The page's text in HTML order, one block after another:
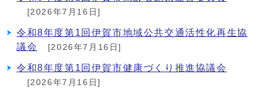
[2026年7月16日]
令和8年度第1回伊賀市地域公共交通活性化再生協
議会
[2026年7月16日]
令和8年度第1回伊賀市健康づくり推進協議会
[2026年7月16日]